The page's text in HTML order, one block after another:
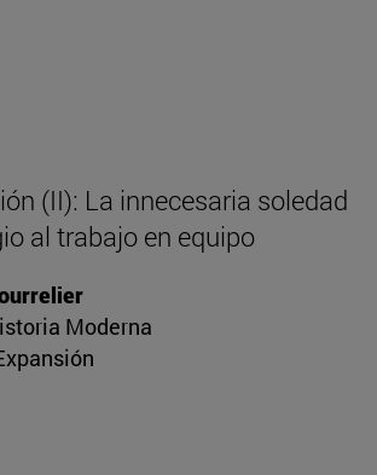
(II): La innecesaria soledad
al trabajo en equipo
Moderna